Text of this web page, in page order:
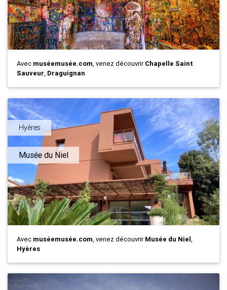
Avec muséemusée.com, venez découvrirChapelle Saint
Sauveur, Draguignan
Hyères
Musée du Niel
Avec muséemusée.com, venez découvrirMusée du Niel,
Hyères